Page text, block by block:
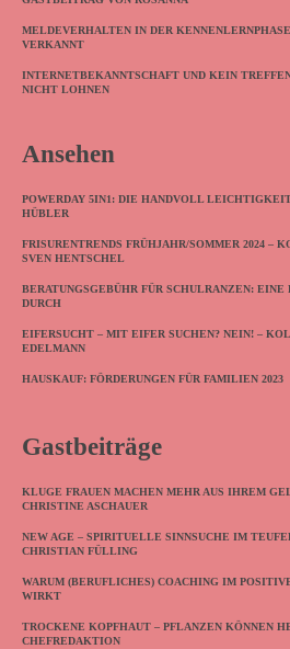
MELDEVERHALTEN IN DER
VERKANNT
INTERNETBEKANNTSCHAFT UND KEIN
NICHT LOHNEN
Ansehen
POWERDAY 5IN1: DIE HANDVOLL
HÜBLER
FRISURENTRENDS FRÜHJAHR/SOMMER 2024 –
SVEN HENTSCHEL
BERATUNGSGEBÜHR FÜR SCHULRANZEN:
DURCH
EIFERSUCHT – MIT EIFER SUCHEN? NEIN! –
EDELMANN
HAUSKAUF: FÖRDERUNGEN FÜR FAMILIEN 2023
Gastbeiträge
KLUGE FRAUEN MACHEN MEHR AUS IHREM
CHRISTINE ASCHAUER
NEW AGE – SPIRITUELLE SINNSUCHE IM
CHRISTIAN FÜLLING
WARUM (BERUFLICHES) COACHING IM
WIRKT
TROCKENE KOPFHAUT – PFLANZEN KÖNNEN
CHEFREDAKTION